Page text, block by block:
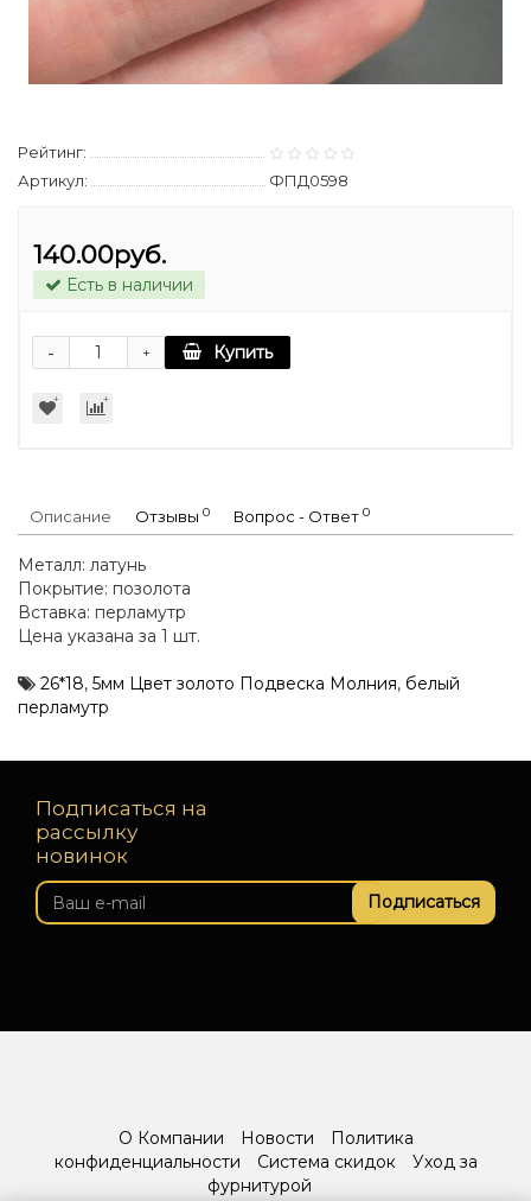
Рейтинг:
Артикул:
ФПД0598
140.00руб.
Есть в наличии
+
- Купить
Описание Отзывы 0 Вопрос - Ответ 0
Металл: латунь
Покрытие: позолота
Вставка: перламутр
Цена указана за 1 шт.
26*18, 5мм Цвет золото Подвеска Молния, белый
перламутр
Подписаться на
рассылку
новинок
Подписаться
О Компании Новости
Политика
конфиденциальности
Система скидок
Уход за
фурнитурой